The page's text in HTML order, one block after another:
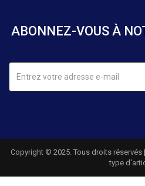
ABONNEZ-VOUS À
Copyright © 2025. Tous droits réservés
type